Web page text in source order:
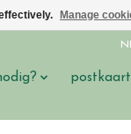
Manage